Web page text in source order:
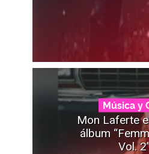
Música y
Mon Laferte
álbum
Vol.